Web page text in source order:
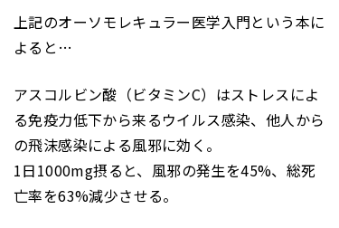
上記のオーソモレキュラー医学入門という本に
よると…
アスコルビン酸（ビタミンC）はストレスによ
る免疫力低下から来るウイルス感染、他人から
の飛沫感染による風邪に効く。
1日1000mg摂ると、風邪の発生を45%、総死
亡率を63%減少させる。